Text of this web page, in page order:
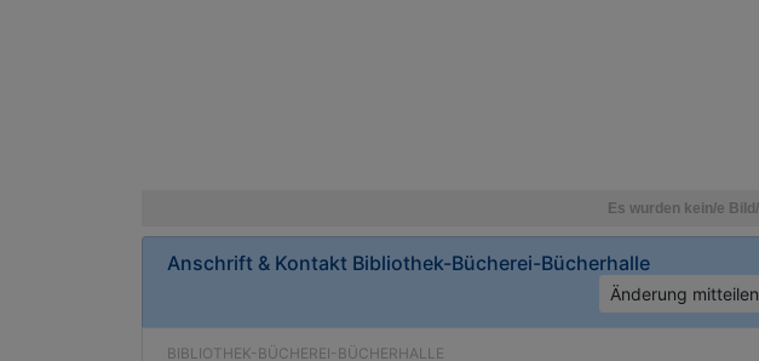
Anschrift & Kontakt Bibliothek-Bücherei-Bücherhalle
Änderung mitteilen
BIBLIOTHEK-BÜCHEREI-BÜCHERHALLE